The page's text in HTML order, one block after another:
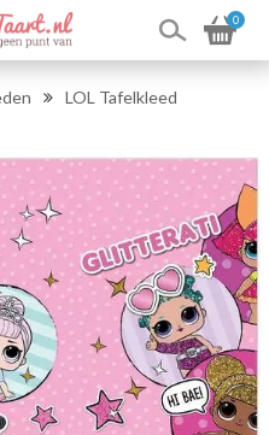
0
LOL Tafelkleed